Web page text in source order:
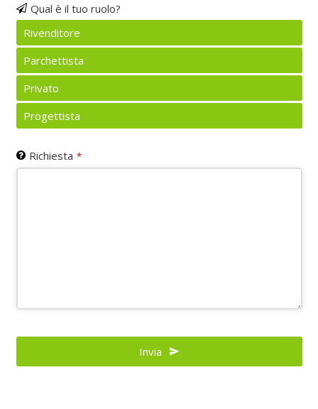
Qual è il tuo ruolo?
Rivenditore
Parchettista
Privato
Progettista
Richiesta *
Business
Invia